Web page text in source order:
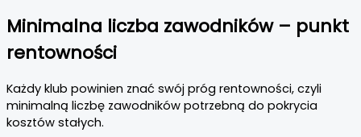
Minimalna liczba zawodników – punkt
rentowności
Każdy klub powinien znać swój próg rentowności, czyli
minimalną liczbę zawodników potrzebną do pokrycia
kosztów stałych.